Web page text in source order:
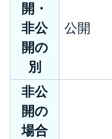
開・
非公
開の
別
公開
非公
開の
場合